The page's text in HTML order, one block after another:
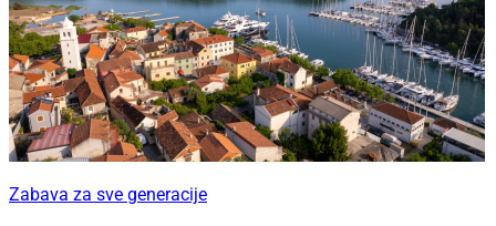
Zabava za sve generacije